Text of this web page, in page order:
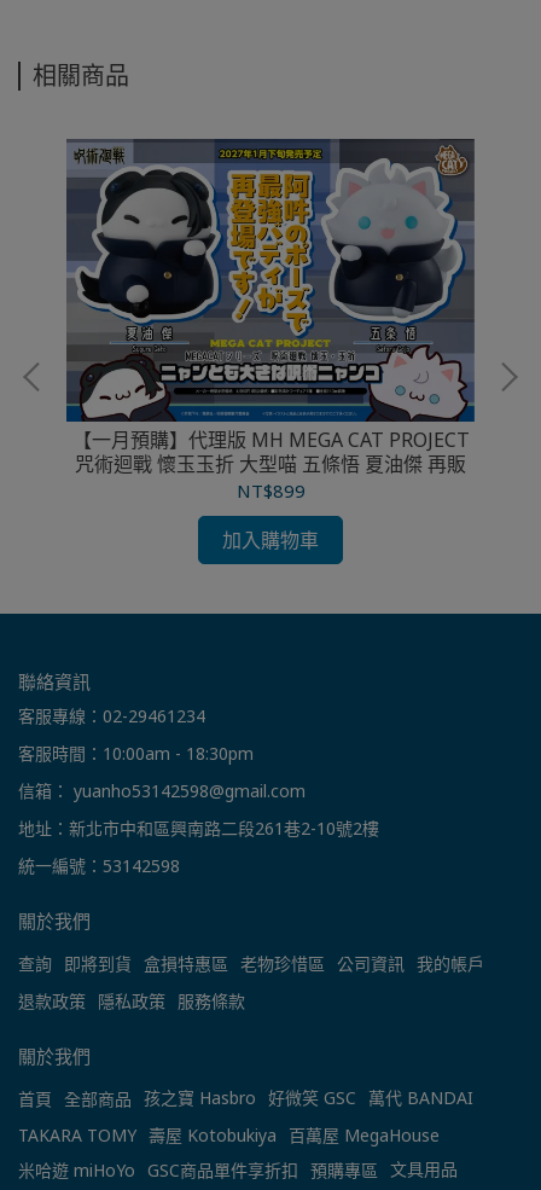
相關商品
火
【一月預購】代理版 MH MEGA CAT PROJECT
咒術迴戰 懷玉玉折 大型喵 五條悟 夏油傑 再販
NT$899
加入購物車
聯絡資訊
客服專線：02-29461234
客服時間：10:00am - 18:30pm
信箱： yuanho53142598@gmail.com
地址：新北市中和區興南路二段261巷2-10號2樓
統一編號：53142598
關於我們
查詢 即將到貨 盒損特惠區 老物珍惜區 公司資訊 我的帳戶
退款政策 隱私政策 服務條款
關於我們
首頁 全部商品 孩之寶 Hasbro 好微笑 GSC
萬代 BANDAI
TAKARA TOMY 壽屋 Kotobukiya
百萬屋 MegaHouse
米哈遊 miHoYo GSC商品單件享折扣 預購專區 文具用品